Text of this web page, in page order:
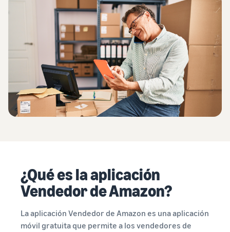
¿Qué es la aplicación
Vendedor de Amazon?
La aplicación Vendedor de Amazon es una aplicación
móvil gratuita que permite a los vendedores de